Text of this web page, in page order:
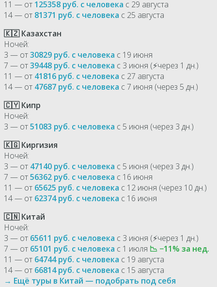
11 — от 125358 руб. с человека с 29 августа
14 — от 81371 руб. с человека с 25 августа
🇰🇿 Казахстан
Ночей:
3 — от30829 руб. с человека с 19 июня
7 — от39448 руб. с человека с 3 июня (⚡через 1 дн.)
11 — от 41816 руб. с человека с 27 августа
14 — от 47687 руб. с человека с 7 июня (через 5 дн.)
🇨🇾 Кипр
Ночей:
3 — от51083 руб. с человека с 5 июня (через 3 дн.)
🇰🇬 Киргизия
Ночей:
3 — от 47140 руб. с человека с 5 июня (через 3 дн.)
7 — от56362 руб. с человека с 16 июня
11 — от 65625 руб. с человека с 12 июня (через 10 дн.)
14 — от 62374 руб. с человека с 16 июня
🇨🇳 Китай
Ночей:
3 — от 65611 руб. с человека с 3 июня (⚡через 1 дн.)
7 — от 65101 руб. с человека с 1 июля 📉 −11% за нед.
11 — от 64744 руб. с человека с 19 августа
14 — от 66814 руб. с человека с 15 августа
→ Ещё туры в Китай — подобрать под себя